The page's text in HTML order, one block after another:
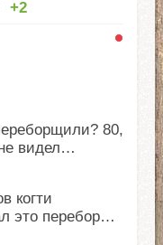
+2
80,
видел…
когти
это перебор…